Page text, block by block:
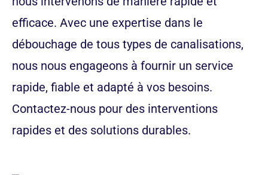
efficace. Avec une expertise dans le
débouchage de tous types de canalisations,
nous nous engageons à fournir un service
rapide, fiable et adapté à vos besoins.
Contactez-nous pour des interventions
rapides et des solutions durables.